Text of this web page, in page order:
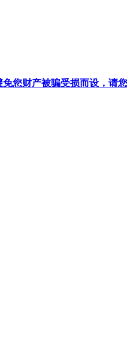
您财产被骗受损而设，请